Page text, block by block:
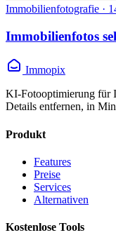
Immobilienfotografie ·
Immobilienfotos
Immopix
KI-Fotooptimierung für
Details entfernen, in
Produkt
Features
Preise
Services
Alternativen
Kostenlose Tools